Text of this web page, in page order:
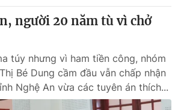
người 20 năm tù vì chở
túy nhưng vì ham tiền công, nhóm
Bé Dung cầm đầu vẫn chấp nhận
Nghệ An vừa các tuyên án thích...